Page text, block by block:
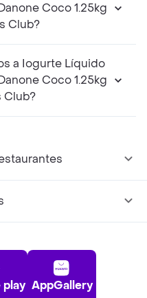
Coco 1.25kg
Club?
a Iogurte Líquido
Coco 1.25kg
Club?
play AppGallery